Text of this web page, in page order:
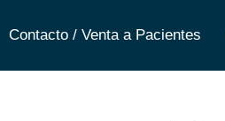
Contacto / Venta a Pacientes